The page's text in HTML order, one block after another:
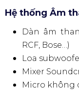
Hệ thống Âm
Dàn âm
RCF, Bose…)
Loa
Mixer
Micro không